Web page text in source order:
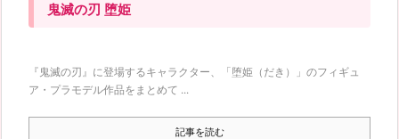
鬼滅の刃 堕姫
『鬼滅の刃』に登場するキャラクター、「堕姫（だき）」のフィギュ
ア・プラモデル作品をまとめて ...
記事を読む